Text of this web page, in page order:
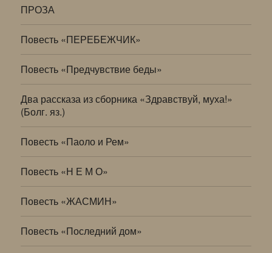
ПРОЗА
Повесть «ПЕРЕБЕЖЧИК»
Повесть «Предчувствие беды»
Два рассказа из сборника «Здравствуй, муха!»
(Болг. яз.)
Повесть «Паоло и Рем»
Повесть «Н Е М О»
Повесть «ЖАСМИН»
Повесть «Последний дом»